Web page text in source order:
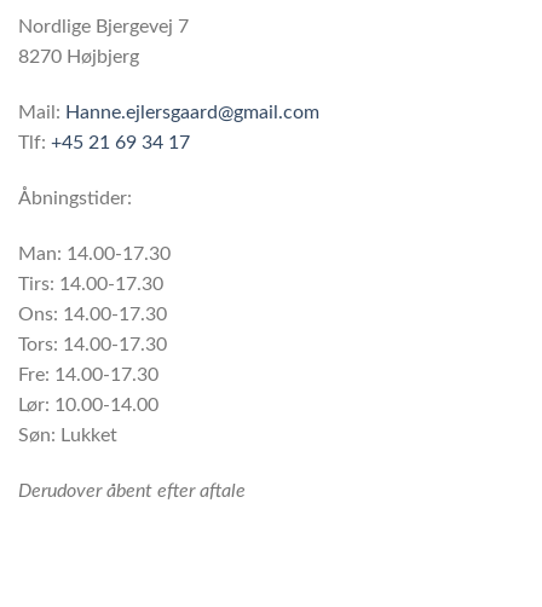
Nordlige Bjergevej 7
8270 Højbjerg
Mail: Hanne.ejlersgaard@gmail.com
Tlf: +45 21 69 34 17
Åbningstider:
Man: 14.00-17.30
Tirs: 14.00-17.30
Ons: 14.00-17.30
Tors: 14.00-17.30
Fre: 14.00-17.30
Lør: 10.00-14.00
Søn: Lukket
Derudover åbent efter aftale